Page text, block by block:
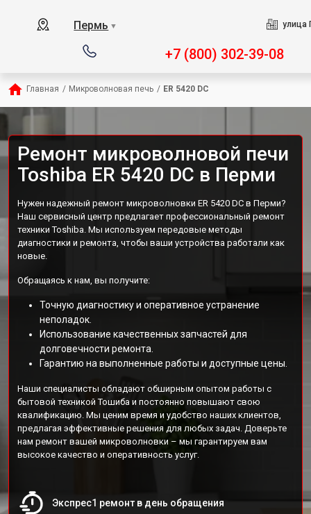
Пермь ▼ улица
+7 (800) 302-39-08
Главная / Микроволновая печь / ER 5420 DC
Ремонт микроволновой печи
Toshiba ER 5420 DC в Перми
Нужен надежный ремонт микроволновки ER 5420 DC в Перми?
Наш сервисный центр предлагает профессиональный ремонт
техники Toshiba. Мы используем передовые методы
диагностики и ремонта, чтобы ваши устройства работали как
новые.
Обращаясь к нам, вы получите:
Точную диагностику и оперативное устранение
неполадок.
Использование качественных запчастей для
долговечности ремонта.
Гарантию на выполненные работы и доступные цены.
Наши специалисты обладают обширным опытом работы с
бытовой техникой Тошиба и постоянно повышают свою
квалификацию. Мы ценим время и удобство наших клиентов,
предлагая эффективные решения для любых задач. Доверьте
нам ремонт вашей микроволновки – мы гарантируем вам
высокое качество и оперативность услуг.
Экспрес1 ремонт в день обращения